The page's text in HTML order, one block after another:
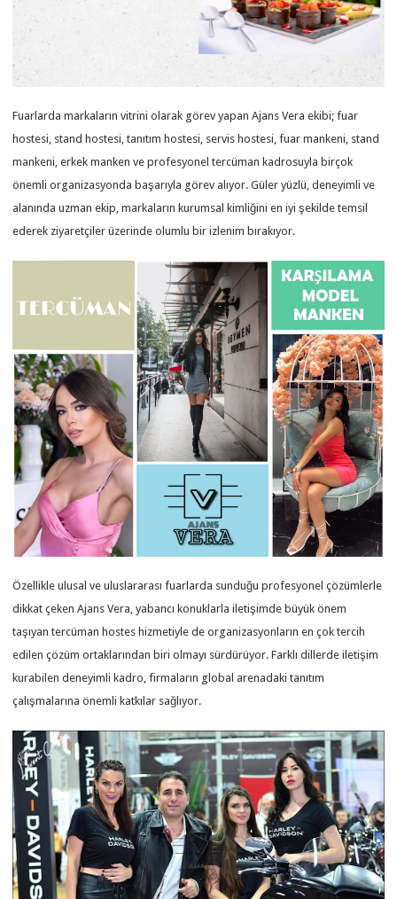
Fuarlarda markaların vitrini olarak görev yapan Ajans Vera ekibi; fuar
hostesi, stand hostesi, tanıtım hostesi, servis hostesi, fuar mankeni, stand
mankeni, erkek manken ve profesyonel tercüman kadrosuyla birçok
önemli organizasyonda başarıyla görev alıyor. Güler yüzlü, deneyimli ve
alanında uzman ekip, markaların kurumsal kimliğini en iyi şekilde temsil
ederek ziyaretçiler üzerinde olumlu bir izlenim bırakıyor.
Özellikle ulusal ve uluslararası fuarlarda sunduğu profesyonel çözümlerle
dikkat çeken Ajans Vera, yabancı konuklarla iletişimde büyük önem
taşıyan tercüman hostes hizmetiyle de organizasyonların en çok tercih
edilen çözüm ortaklarından biri olmayı sürdürüyor. Farklı dillerde iletişim
kurabilen deneyimli kadro, firmaların global arenadaki tanıtım
çalışmalarına önemli katkılar sağlıyor.